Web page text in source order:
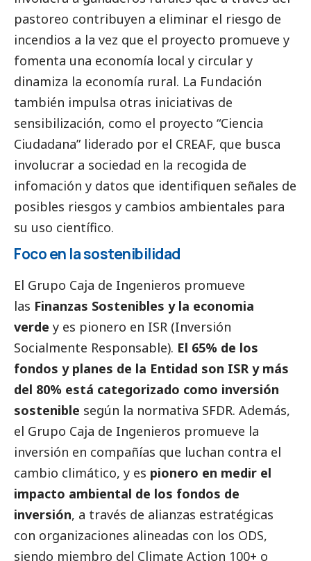
pastoreo contribuyen a eliminar el riesgo de
incendios a la vez que el proyecto promueve y
fomenta una economía local y circular y
dinamiza la economía rural. La Fundación
también impulsa otras iniciativas de
sensibilización, como el proyecto “Ciencia
Ciudadana” liderado por el CREAF, que busca
involucrar a sociedad en la recogida de
infomación y datos que identifiquen señales de
posibles riesgos y cambios ambientales para
su uso científico.
Foco en la sostenibilidad
El Grupo Caja de Ingenieros promueve
las Finanzas Sostenibles y la economia
verde y es pionero en ISR (Inversión
Socialmente Responsable). El 65% de los
fondos y planes de la Entidad son ISR y más
del 80% está categorizado como inversión
sostenible según la normativa SFDR. Además,
el Grupo Caja de Ingenieros promueve la
inversión en compañías que luchan contra el
cambio climático, y es pionero en medir el
impacto ambiental de los fondos de
inversión, a través de alianzas estratégicas
con organizaciones alineadas con los ODS,
siendo miembro del Climate Action 100+ o